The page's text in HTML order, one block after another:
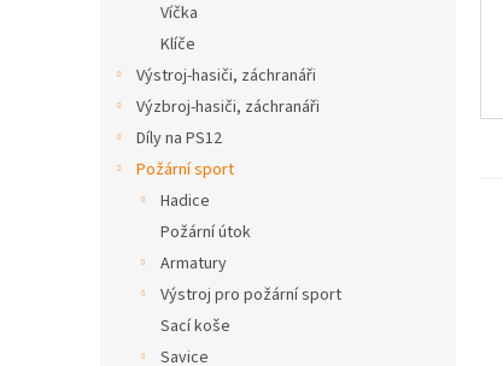
Víčka
Klíče
Výstroj-hasiči, záchranáři
Výzbroj-hasiči, záchranáři
Díly na PS12
Požární sport
Hadice
Požární útok
Armatury
Výstroj pro požární sport
Sací koše
Savice